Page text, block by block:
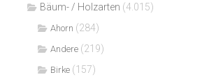
Bäum- / Holzarten (4.015)
Ahorn (284)
Andere (219)
Birke (157)